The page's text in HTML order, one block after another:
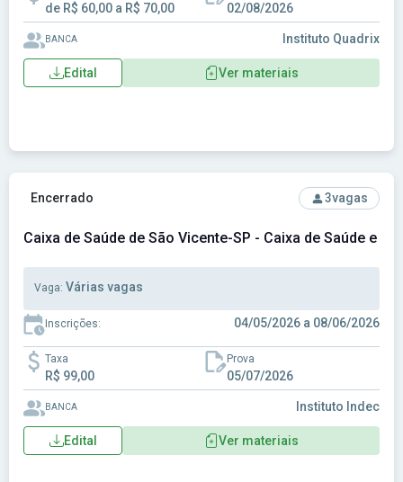
de R$ 60,00 a R$ 70,00 02/08/2026
BANCA Instituto Quadrix
Edital Ver materiais
Ver concurso: Caixa de Saúde de São Vicente-SP - Caixa
Encerrado 3vagas
Caixa de Saúde de São Vicente-SP - Caixa de Saúde e
Vaga: Várias vagas
Inscrições: 04/05/2026 a 08/06/2026
Taxa
R$ 99,00
Prova
05/07/2026
BANCA Instituto Indec
Edital Ver materiais